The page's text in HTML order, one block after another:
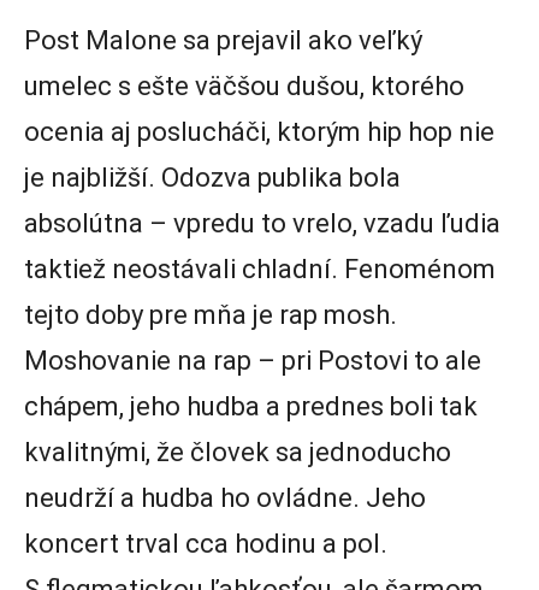
Post Malone sa prejavil ako veľký
umelec s ešte väčšou dušou, ktorého
ocenia aj poslucháči, ktorým hip hop nie
je najbližší. Odozva publika bola
absolútna – vpredu to vrelo, vzadu ľudia
taktiež neostávali chladní. Fenoménom
tejto doby pre mňa je rap mosh.
Moshovanie na rap – pri Postovi to ale
chápem, jeho hudba a prednes boli tak
kvalitnými, že človek sa jednoducho
neudrží a hudba ho ovládne. Jeho
koncert trval cca hodinu a pol.